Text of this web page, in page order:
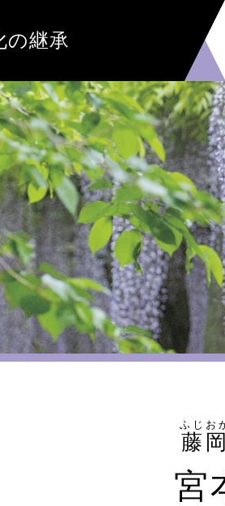
の継承
藤岡
ふじお
宮